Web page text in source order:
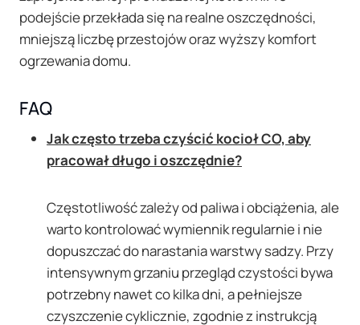
podejście przekłada się na realne oszczędności,
mniejszą liczbę przestojów oraz wyższy komfort
ogrzewania domu.
FAQ
Jak często trzeba czyścić kocioł CO, aby
pracował długo i oszczędnie?
Częstotliwość zależy od paliwa i obciążenia, ale
warto kontrolować wymiennik regularnie i nie
dopuszczać do narastania warstwy sadzy. Przy
intensywnym grzaniu przegląd czystości bywa
potrzebny nawet co kilka dni, a pełniejsze
czyszczenie cyklicznie, zgodnie z instrukcją